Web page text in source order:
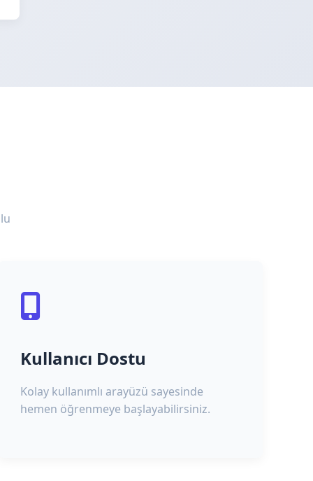
Kullanıcı Dostu
Kolay kullanımlı arayüzü sayesinde
hemen öğrenmeye başlayabilirsiniz.